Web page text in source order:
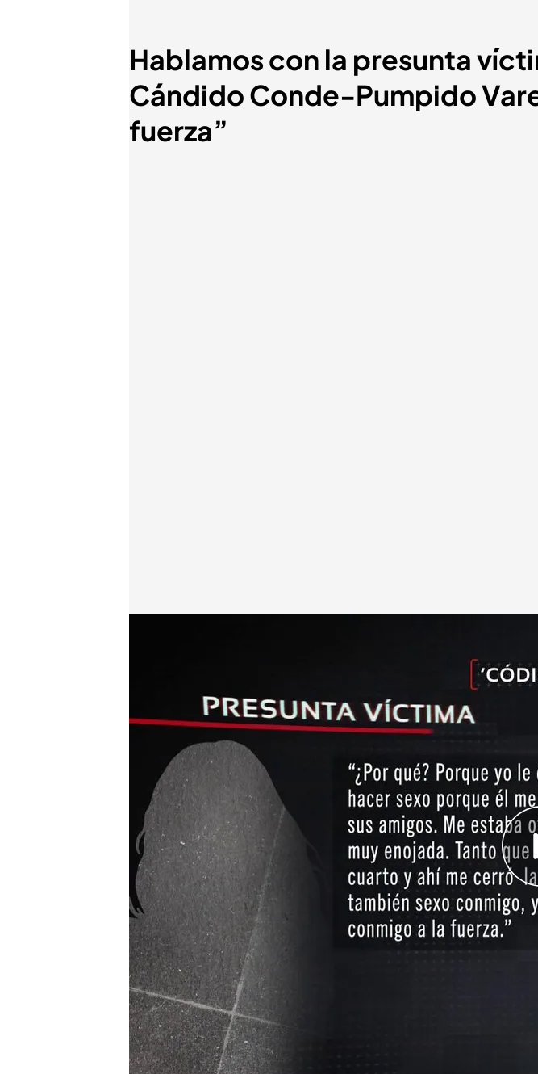
Hablamos con la presunta
Cándido Conde-Pumpido
fuerza”
Cándido Conde-Pumpido Varela fue detenido
presunta agresión sexual y actualmente está en
'Código 10' habla con la presunta víctima, que
relación con Cándido y lo ocurrido el pasado
¿Quién es Cándido Conde Pumpido Varela, hijo
detenido por una agresión sexual?: su
Compartir
Cándido Conde-Pumpido Junior
, abogado e hijo
Constitucional, ha sido acusado por una
sexual.En ‘Código 10’ hemos hablado con la
asegura que el letrado le “practicó sexo a la fuerza”.